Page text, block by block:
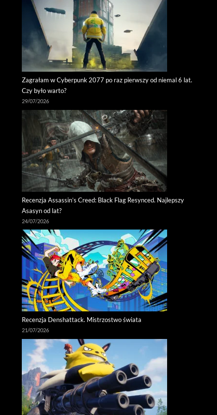
Zagrałam w Cyberpunk 2077 po raz pierwszy od niemal 6 lat.
Czy było warto?
29/07/2026
Recenzja Assassin’s Creed: Black Flag Resynced. Najlepszy
Asasyn od lat?
24/07/2026
Recenzja Denshattack. Mistrzostwo świata
21/07/2026